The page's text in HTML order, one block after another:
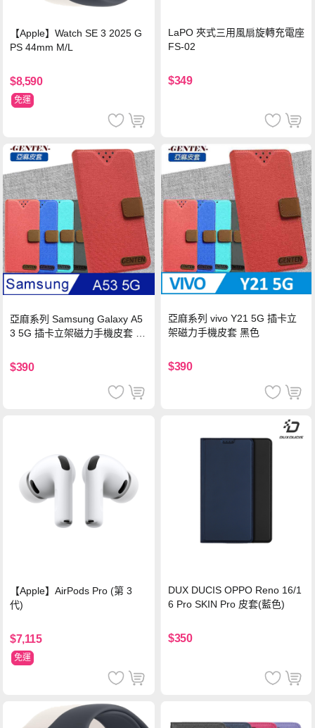
【Apple】Watch SE 3 2025 G
PS 44mm M/L
$8,590
免運
LaPO 夾式三用風扇旋轉充電座
FS-02
$349
亞麻系列 Samsung Galaxy A5
3 5G 插卡立架磁力手機皮套 藍
$390
亞麻系列 vivo Y21 5G 插卡立
架磁力手機皮套 黑色
$390
【Apple】AirPods Pro (第 3
代)
$7,115
免運
DUX DUCIS OPPO Reno 16/1
6 Pro SKIN Pro 皮套(藍色)
$350